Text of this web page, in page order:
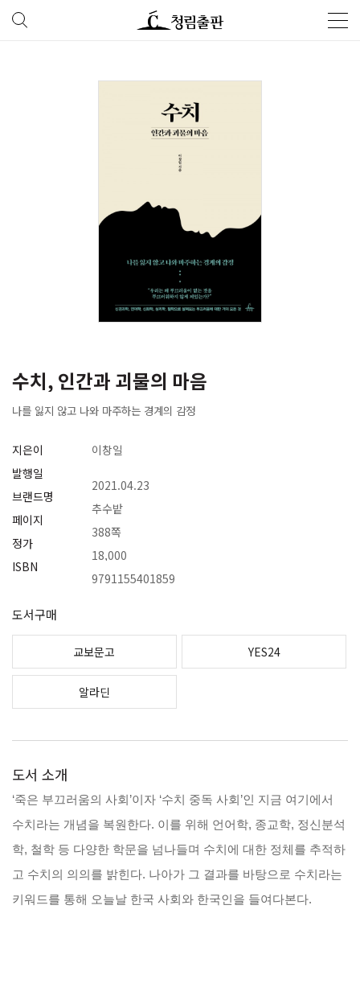
수치, 인간과 괴물의 마음
나를 잃지 않고 나와 마주하는 경계의 감정
지은이
발행일
브랜드명
페이지
정가
ISBN
이창일
2021.04.23
추수밭
388쪽
18,000
9791155401859
도서구매
교보문고 YES24
알라딘
도서 소개
‘죽은 부끄러움의 사회’이자 ‘수치 중독 사회’인 지금 여기에서
수치라는 개념을 복원한다. 이를 위해 언어학, 종교학, 정신분석
학, 철학 등 다양한 학문을 넘나들며 수치에 대한 정체를 추적하
고 수치의 의의를 밝힌다. 나아가 그 결과를 바탕으로 수치라는
키워드를 통해 오늘날 한국 사회와 한국인을 들여다본다.